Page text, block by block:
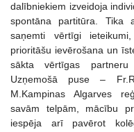
dalībniekiem izveidoja
spontāna partitūra. Tika
saņemti vērtīgi
prioritāšu ievērošana un
sākta vērtīgas partneru
Uzņemošā puse –
M.Kampinas Algarves
savām telpām, mācību
iespēja arī pavērot